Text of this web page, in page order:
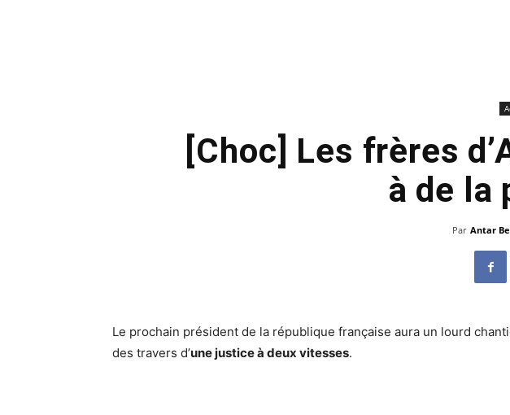
[Choc] Les frères
à de la
Par Antar
Le prochain président de la république française aura un lourd
des travers d’une justice à deux vitesses.